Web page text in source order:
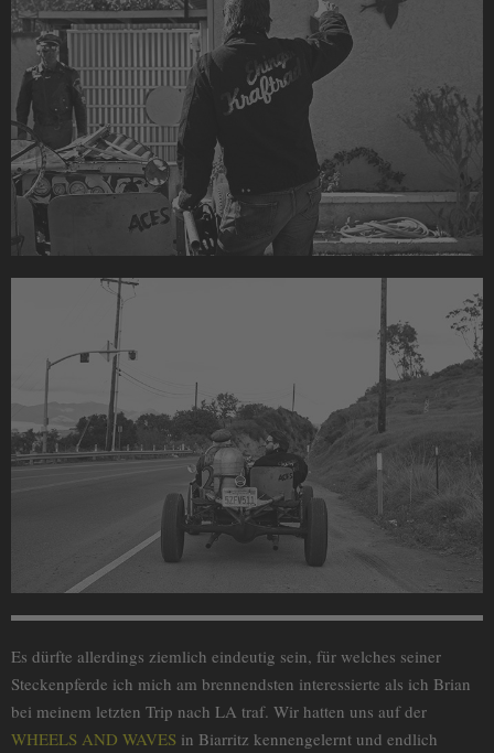
Es dürfte allerdings ziemlich eindeutig sein, für welches seiner
Steckenpferde ich mich am brennendsten interessierte als ich Brian
bei meinem letzten Trip nach LA traf. Wir hatten uns auf der
WHEELS AND WAVES in Biarritz kennengelernt und endlich